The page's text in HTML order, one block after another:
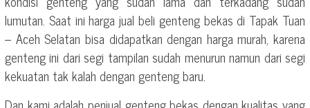
lumutan. Saat ini harga jual beli genteng bekas di Tapak Tuan
– Aceh Selatan bisa didapatkan dengan harga murah, karena
genteng ini dari segi tampilan sudah menurun namun dari segi
kekuatan tak kalah dengan genteng baru.